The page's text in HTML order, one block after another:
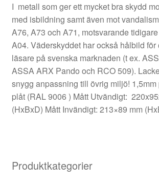
I metall som ger ett mycket bra skydd
med isbildning samt även mot
A76, A73 och A71, motsvarande
A04. Väderskyddet har också hålbild
läsare på svenska marknaden (t ex.
ASSA ARX Pando och RCO 509).
snygg anpassning till övrig miljö!
plåt (RAL 9006 ) Mått Utvändigt:
(HxBxD) Mått Invändigt: 213×89 mm
Produktkategorier